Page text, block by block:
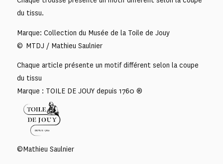
du tissu.
Marque: Collection du Musée de la Toile de Jouy
© MTDJ / Mathieu Saulnier
Chaque article présente un motif différent selon la coupe
du tissu
Marque : TOILE DE JOUY depuis 1760 ®
©Mathieu Saulnier